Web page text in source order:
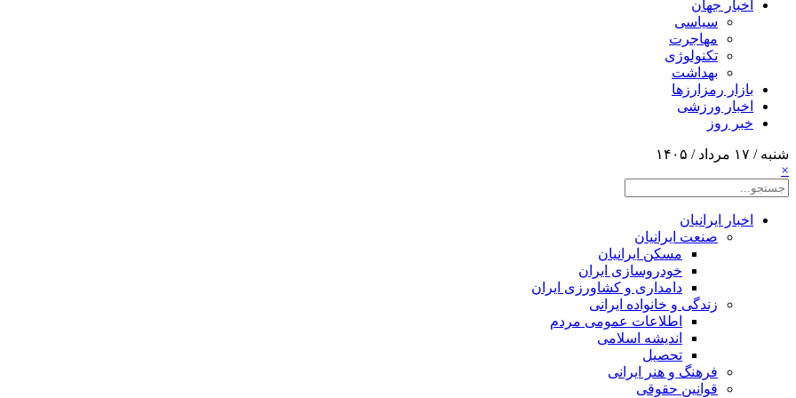
اخبار جهان
سیاسی
مهاجرت
تکنولوژی
بهداشت
بازار رمزارزها
اخبار ورزشی
خبر روز
شنبه / ۱۷ مرداد / ۱۴۰۵
×
اخبار ایرانیان
صنعت ایرانیان
مسکن ایرانیان
خودروسازی ایران
دامداری و کشاورزی ایران
زندگی و خانواده ایرانی
اطلاعات عمومی مردم
اندیشه اسلامی
تحصیل
فرهنگ و هنر ایرانی
قوانین حقوقی